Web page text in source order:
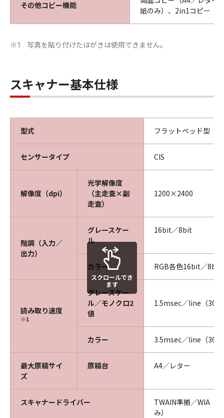
その他コピー機能
紙のみ）、2in1コピー
※1 写真を貼り付けたはがきは使用できません。
スキャナー基本仕様
型式 フラットベッド型（
センサータイプ CIS
解像度（dpi）
光学解像度
（主走査×副
走査）
1200×2400
階調（入力／
出力）
グレースケー
ル
16bit／8bit
カラー RGB各色16bit／8bit
読み取り速度
※1
グレースケー
ル／モノクロ2
値
1.5msec／line（
カラー 3.5msec／line（
最大原稿サイ
ズ
原稿台 A4／レター
スキャナードライバー
TWAIN準拠／WIA（
み）
スクロールでき
ます